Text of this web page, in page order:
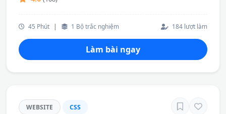
45 Phút | 1 Bộ trắc nghiệm 184 lượt làm
Làm bài ngay
WEBSITE CSS